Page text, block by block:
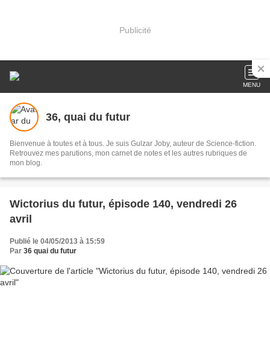
Publicité
MENU
36, quai du futur
Bienvenue à toutes et à tous. Je suis Gulzar Joby, auteur de Science-fiction.
Retrouvez mes parutions, mon carnet de notes et les autres rubriques de
mon blog.
Wictorius du futur, épisode 140, vendredi 26
avril
Publié le 04/05/2013 à 15:59
Par 36 quai du futur